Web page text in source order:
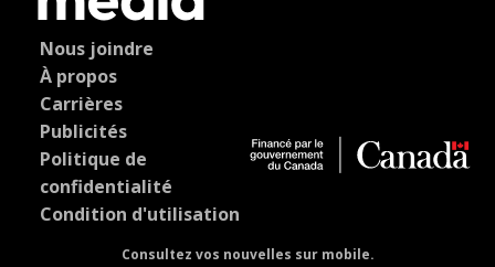
Nous joindre
À propos
Carrières
Publicités
Politique de
confidentialité
Condition d'utilisation
Consultez vos nouvelles sur mobile.